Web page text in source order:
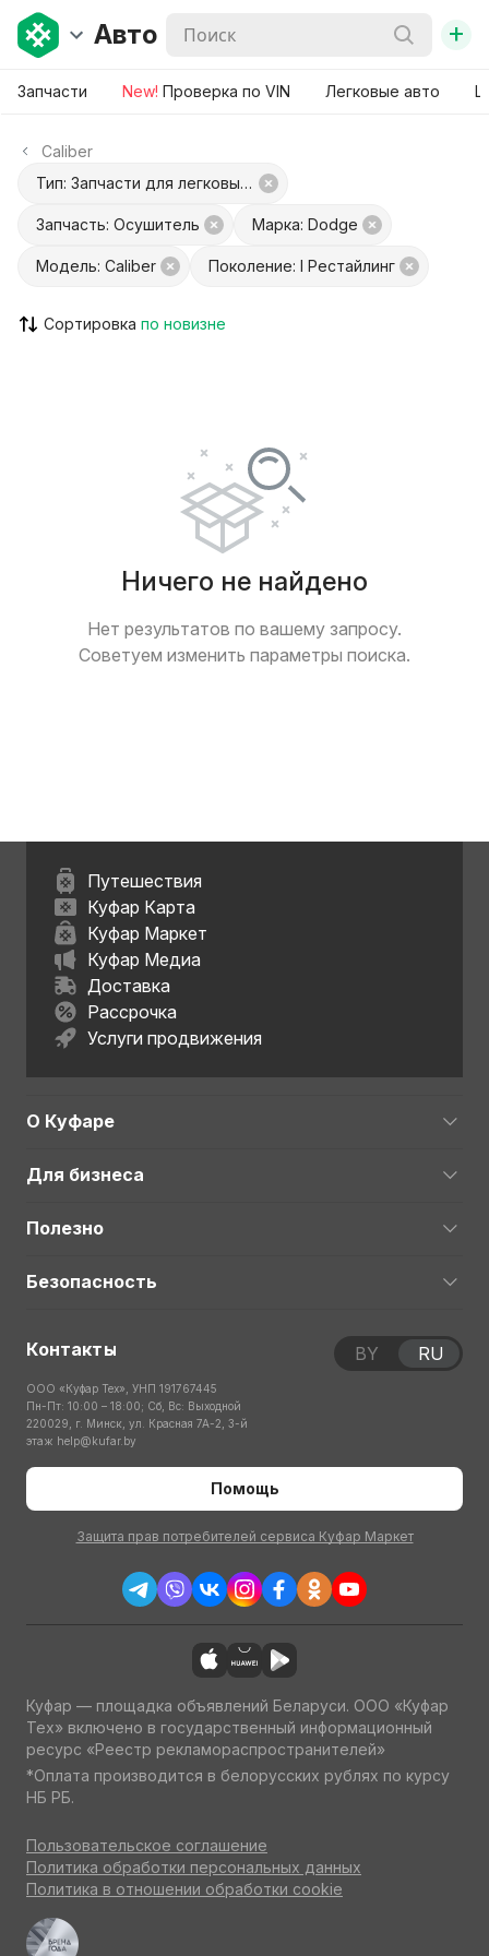
Авто +
Запчасти New! Проверка по VIN Легковые авто
Caliber
Тип: Запчасти для легковых авто
Запчасть: Осушитель Марка: Dodge
Модель: Caliber Поколение: I Рестайлинг
Сортировка
Ничего не найдено
Нет результатов по вашему запросу.
Советуем изменить параметры поиска.
Путешествия
Куфар Карта
Куфар Маркет
Куфар Медиа
Доставка
Рассрочка
Услуги продвижения
О Куфаре
Для бизнеса
Полезно
Безопасность
Контакты
ООО «Куфар Тех», УНП 191767445
Пн-Пт: 10:00 – 18:00; Сб, Вс: Выходной
220029, г. Минск, ул. Красная 7А-2, 3-й
этаж help@kufar.by
Помощь
Защита прав потребителей сервиса Куфар Маркет
BY RU
Куфар — площадка объявлений Беларуси. ООО «Куфар
Тех» включено в государственный информационный
ресурс «Реестр рекламораспространителей»
*Оплата производится в белорусских рублях по курсу
НБ РБ.
Пользовательское соглашение
Политика обработки персональных данных
Политика в отношении обработки cookie